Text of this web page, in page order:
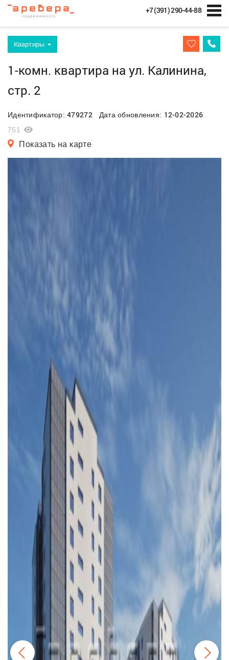
+7 (391) 290-44-88
Квартиры
1-комн. квартира на ул. Калинина,
стр. 2
Идентификатор:479272Дата обновления: 12-02-2026
751
Показать на карте